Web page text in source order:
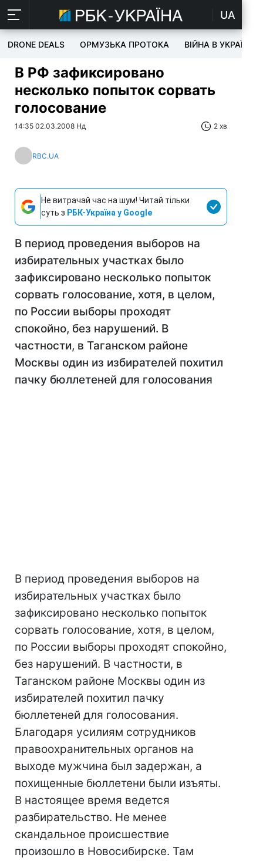
UA
DRONE DEALS ОРМУЗЬКА ПРОТОКА ВІЙНА В УКРАЇНІ
В РФ зафиксировано
несколько попыток сорвать
голосование
14:35 02.03.2008 Нд 2 хв
RBC.UA
Не витрачай час на шум! Читай тільки
суть з РБК-Україна у Google
В период проведения выборов на
избирательных участках было
зафиксировано несколько попыток
сорвать голосование, хотя, в целом,
по России выборы проходят
спокойно, без нарушений. В
частности, в Таганском районе
Москвы один из избирателей похитил
пачку бюллетеней для голосования
В период проведения выборов на
избирательных участках было
зафиксировано несколько попыток
сорвать голосование, хотя, в целом,
по России выборы проходят спокойно,
без нарушений. В частности, в
Таганском районе Москвы один из
избирателей похитил пачку
бюллетеней для голосования.
Благодаря усилиям сотрудников
правоохранительных органов на
выходе мужчина был задержан, а
похищенные бюллетени были изъяты.
В настоящее время ведется
разбирательство. Не менее
скандальное происшествие
произошло в Новосибирске. Там